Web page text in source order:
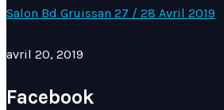
Salon Bd Gruissan 27 / 28 Avril 2019
avril 20, 2019
Facebook